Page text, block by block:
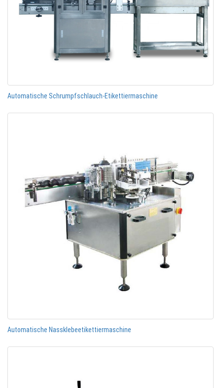
Automatische Schrumpfschlauch-Etikettiermaschine
Automatische Nassklebeetikettiermaschine